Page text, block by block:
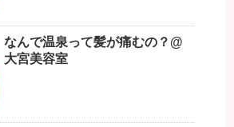
なんで温泉って髪が痛むの？@
大宮美容室